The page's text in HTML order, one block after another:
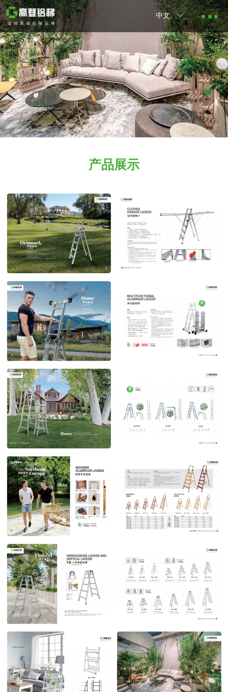
中文
产品展示
丹麦系列
POST TIME:2023-04-27
丹麦系列 多功能晾晒
POST TIME:2023-04-27
罗马系列
POST TIME:2023-04-27 POST TIME:2023-04-27
罗马系列2
POST TIME:2023-04-27 POST TIME:2023-04-27
北欧系列
POST TIME:2023-04-27 POST TIME:2023-04-27
芬兰系列 时尚家用梯
POST TIME:2023-04-27
芬兰系列时尚家用梯2
POST TIME:2023-04-27